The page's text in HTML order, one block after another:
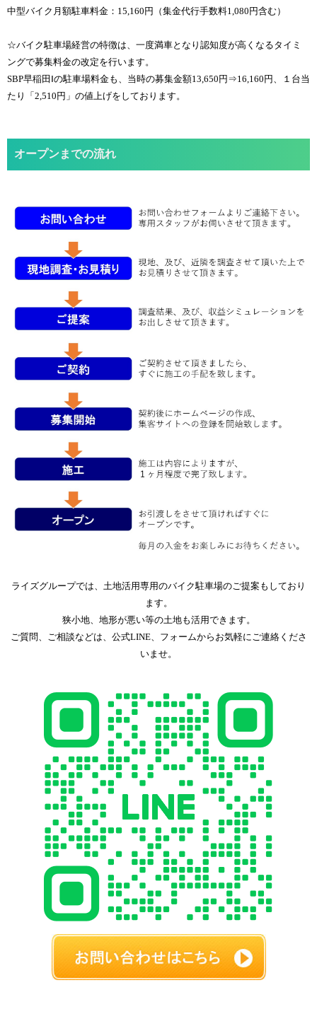
中型バイク月額駐車料金：15,160円（集金代行手数料1,080円含む）
☆バイク駐車場経営の特徴は、一度満車となり認知度が高くなるタイミ
ングで募集料金の改定を行います。
SBP早稲田Ⅰの駐車場料金も、当時の募集金額13,650円⇒16,160円、１台当
たり「2,510円」の値上げをしております。
オープンまでの流れ
ライズグループでは、土地活用専用のバイク駐車場のご提案もしており
ます。
狭小地、地形が悪い等の土地も活用できます。
ご質問、ご相談などは、公式LINE、フォームからお気軽にご連絡くださ
いませ。